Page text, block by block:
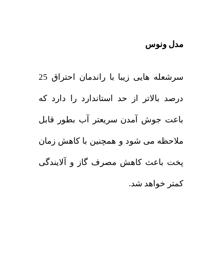
مدل ونوس
سرشعله هایی زیبا با راندمان احتراق 25
درصد بالاتر از حد استاندارد را دارد که
باعت جوش آمدن سریعتر آب بطور قابل
ملاحظه می شود و همچنین با کاهش زمان
پخت باعث کاهش مصرف گاز و آلایندگی
کمتر خواهد شد.